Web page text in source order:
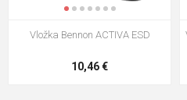
VM Footwear 3009 Vkladacia
5,21 €